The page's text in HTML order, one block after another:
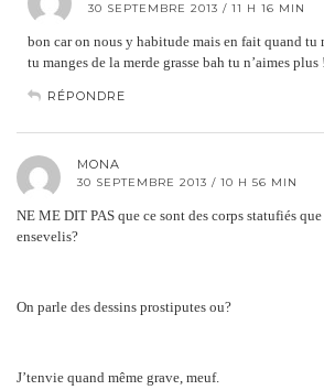
30 SEPTEMBRE 2013 / 11 H 16 MIN
bon car on nous y habitude mais en fait quand tu
tu manges de la merde grasse bah tu n’aimes plus
RÉPONDRE
MONA
30 SEPTEMBRE 2013 / 10 H 56 MIN
NE ME DIT PAS que ce sont des corps statufiés
ensevelis?
On parle des dessins prostiputes ou?
J’tenvie quand même grave, meuf.